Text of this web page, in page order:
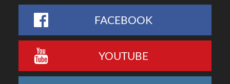
FACEBOOK
YOUTUBE